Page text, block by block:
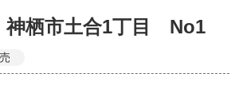
神栖市土合1丁目 No1